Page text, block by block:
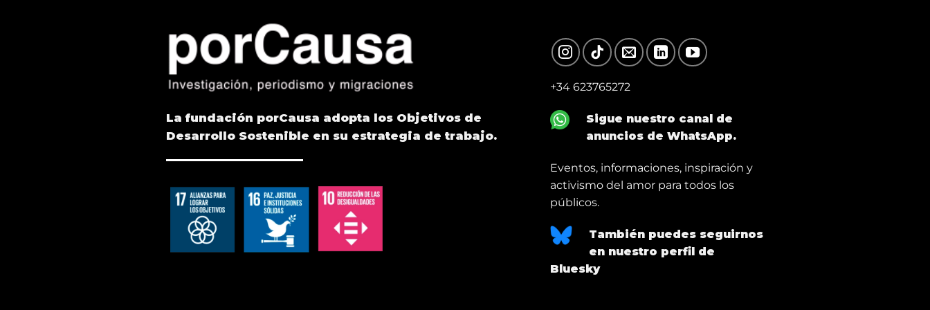
La fundación porCausa adopta los Objetivos de
Desarrollo Sostenible en su estrategia de trabajo.
+34 623765272
Sigue nuestro canal de
anuncios de WhatsApp.
Eventos, informaciones, inspiración y
activismo del amor para todos los
públicos.
También puedes seguirnos
en nuestro perfil de
Bluesky